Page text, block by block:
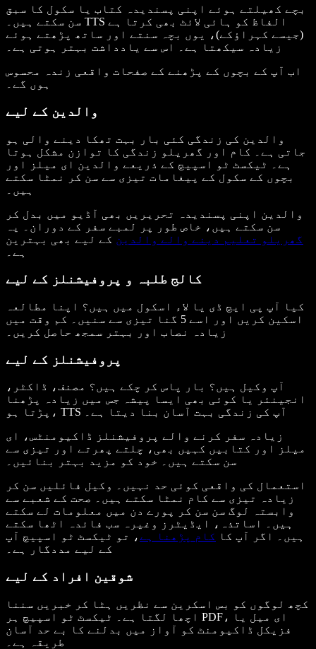
بچے کھیلتے ہوئے اپنی پسندیدہ کتاب یا سکول کا سبق
سن سکتے ہیں۔ TTS الفاظ کو ہائی لائٹ بھی کرتا ہے
(جیسے کہراؤکے)، یوں بچہ سنتے اور ساتھ پڑھتے ہوئے
زیادہ سیکھتا ہے۔ اس سے یادداشت بہتر ہوتی ہے۔
اب آپ کے بچوں کے پڑھنے کے صفحات واقعی زندہ محسوس
ہوں گے۔
والدین کے لیے
والدین کی زندگی کئی بار بہت تھکا دینے والی ہو
جاتی ہے۔ کام اور گھریلو زندگی کا توازن مشکل ہوتا
ہے۔ ٹیکسٹ ٹو اسپیچ کے ذریعے والدین ای میلز اور
بچوں کے سکول کے پیغامات تیزی سے سن کر نمٹا سکتے
ہیں۔
والدین اپنی پسندیدہ تحریریں بھی آڈیو میں بدل کر
سن سکتے ہیں، خاص طور پر لمبے سفر کے دوران۔ یہ
گھریلو تعلیم دینے والے والدین کے لیے بھی بہترین
ہے۔
کالج طلبہ و پروفیشنلز کے لیے
کیا آپ پی ایچ ڈی یا لاء اسکول میں ہیں؟ اپنا مطالعہ
اسکین کریں اور اسے 5 گنا تیزی سے سنیں۔ کم وقت میں
زیادہ نصاب اور بہتر سمجھ حاصل کریں۔
پروفیشنلز کے لیے
آپ وکیل ہیں؟ بار پاس کر چکے ہیں؟ مصنف، ڈاکٹر،
انجینئر یا کوئی بھی ایسا پیشہ جس میں زیادہ پڑھنا
پڑتا ہو، TTS آپ کی زندگی بہت آسان بنا دیتا ہے۔
زیادہ سفر کرنے والے پروفیشنلز ڈاکیومنٹس، ای
میلز اور کتابیں کہیں بھی، چلتے پھرتے اور تیزی سے
سن سکتے ہیں۔ خود کو مزید بہتر بنائیں۔
استعمال کی واقعی کوئی حد نہیں۔ وکیل فائلیں سن کر
زیادہ تیزی سے کام نمٹا سکتے ہیں۔ صحت کے شعبے سے
وابستہ لوگ سن سن کر پورے دن میں معلومات لے سکتے
ہیں۔ اساتذہ، ایڈیٹرز وغیرہ سب فائدہ اٹھا سکتے
ہیں۔ اگر آپ کا کام پڑھنا ہے، تو ٹیکسٹ ٹو اسپیچ آپ
کے لیے مددگار ہے۔
شوقین افراد کے لیے
کچھ لوگوں کو بس اسکرین سے نظریں ہٹا کر خبریں سننا
اچھا لگتا ہے۔ ٹیکسٹ ٹو اسپیچ ہر PDF، ای میل یا
فزیکل ڈاکیومنٹ کو آواز میں بدلنے کا بے حد آسان
طریقہ ہے۔